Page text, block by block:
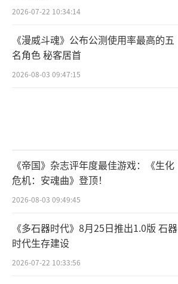
2026-07-22 10:34:14
《漫威斗魂》公布公测使用率最高的五
名角色 秘客居首
2026-08-03 09:47:15
《帝国》杂志评年度最佳游戏：《生化
危机：安魂曲》登顶！
2026-08-03 09:49:45
《多石器时代》8月25日推出1.0版 石器
时代生存建设
2026-07-22 10:33:56